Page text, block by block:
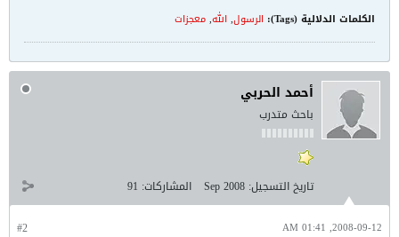
الكلمات الدلالية (Tags): الرسول,الله,معجزات
أحمد الحربي
باحث متدرب
تاريخ التسجيل: Sep 2008 المشاركات: 91
#2 2008-09-12, 01:41 AM